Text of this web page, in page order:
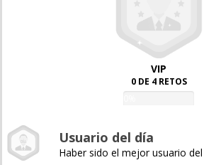
VIP
0 DE 4 RETOS
Usuario del día
Haber sido el mejor usuario